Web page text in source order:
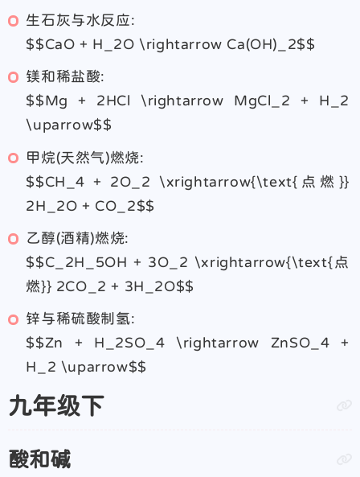
生石灰与水反应:
$$CaO + H_2O \rightarrow Ca(OH)_2$$
镁和稀盐酸:
$$Mg + 2HCl \rightarrow MgCl_2 + H_2
\uparrow$$
甲烷(天然气)燃烧:
$$CH_4 + 2O_2 \xrightarrow{\text{点燃}}
2H_2O + CO_2$$
乙醇(酒精)燃烧:
$$C_2H_5OH + 3O_2 \xrightarrow{\text{点
燃}} 2CO_2 + 3H_2O$$
锌与稀硫酸制氢:
$$Zn + H_2SO_4 \rightarrow ZnSO_4 +
H_2 \uparrow$$
九年级下
酸和碱